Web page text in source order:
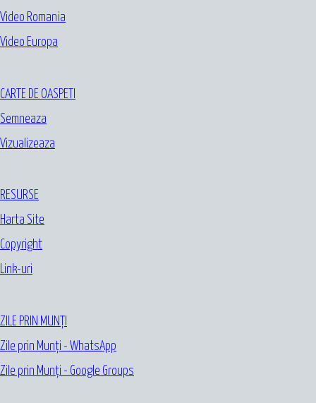
Video Romania
Video Europa
CARTE DE OASPETI
Semneaza
Vizualizeaza
RESURSE
Harta Site
Copyright
Link-uri
ZILE PRIN MUNȚI
Zile prin Munți - WhatsApp
Zile prin Munți - Google Groups